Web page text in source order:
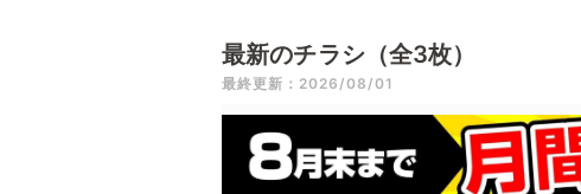
最新のチラシ（全3枚）
最終更新：2026/08/01